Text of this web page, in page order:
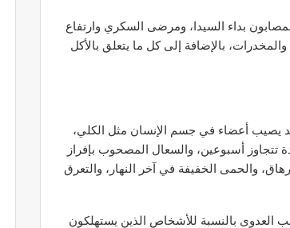
بداء السيدا، ومرضى السكري وارتفاع
بالإضافة إلى كل ما يتعلق بالأكل
يصيب أعضاء في جسم الإنسان مثل الكلي،
تتجاوز أسبوعين، والسعال المصحوب بإفراز
والحمى الخفيفة في آخر النهار، والتعرق
العدوى بالنسبة للأشخاص الذين يستهلكون
أبريل 16, 2026
نصائح وإرشادات صحية هامة للحفاظ على